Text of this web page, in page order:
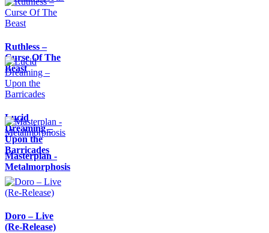
Ruthless –
Curse Of The
Beast
Lucid
Dreaming –
Upon the
Barricades
Masterplan -
Metalmorphosis
Doro – Live
(Re-Release)